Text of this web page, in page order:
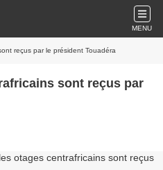
MENU
reçus par le président Touadéra
sont reçus par